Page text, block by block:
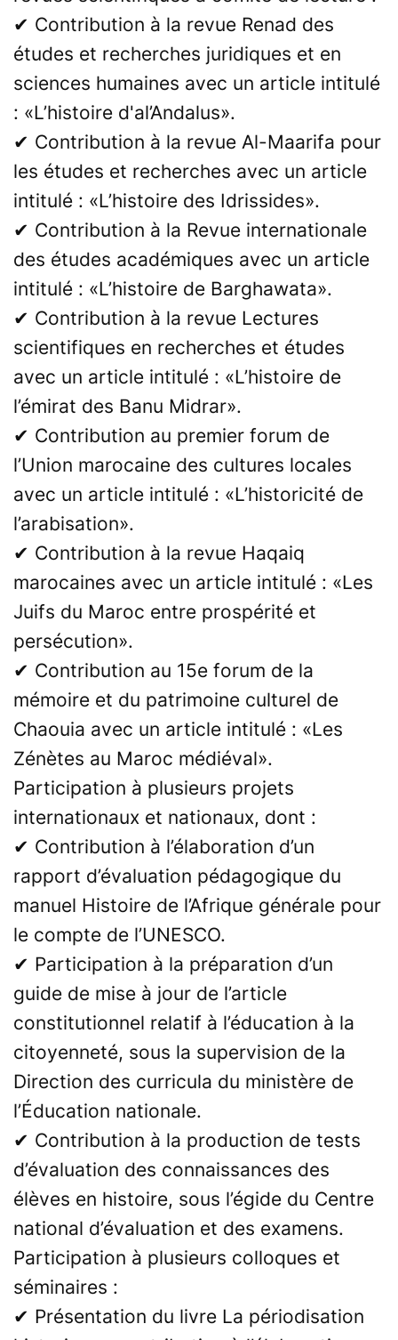
✔ Contribution à la revue Renad des
études et recherches juridiques et en
sciences humaines avec un article intitulé
: «L’histoire d'al’Andalus».
✔ Contribution à la revue Al-Maarifa pour
les études et recherches avec un article
intitulé : «L’histoire des Idrissides».
✔ Contribution à la Revue internationale
des études académiques avec un article
intitulé : «L’histoire de Barghawata».
✔ Contribution à la revue Lectures
scientifiques en recherches et études
avec un article intitulé : «L’histoire de
l’émirat des Banu Midrar».
✔ Contribution au premier forum de
l’Union marocaine des cultures locales
avec un article intitulé : «L’historicité de
l’arabisation».
✔ Contribution à la revue Haqaiq
marocaines avec un article intitulé : «Les
Juifs du Maroc entre prospérité et
persécution».
✔ Contribution au 15e forum de la
mémoire et du patrimoine culturel de
Chaouia avec un article intitulé : «Les
Zénètes au Maroc médiéval».
Participation à plusieurs projets
internationaux et nationaux, dont :
✔ Contribution à l’élaboration d’un
rapport d’évaluation pédagogique du
manuel Histoire de l’Afrique générale pour
le compte de l’UNESCO.
✔ Participation à la préparation d’un
guide de mise à jour de l’article
constitutionnel relatif à l’éducation à la
citoyenneté, sous la supervision de la
Direction des curricula du ministère de
l’Éducation nationale.
✔ Contribution à la production de tests
d’évaluation des connaissances des
élèves en histoire, sous l’égide du Centre
national d’évaluation et des examens.
Participation à plusieurs colloques et
séminaires :
✔ Présentation du livre La périodisation